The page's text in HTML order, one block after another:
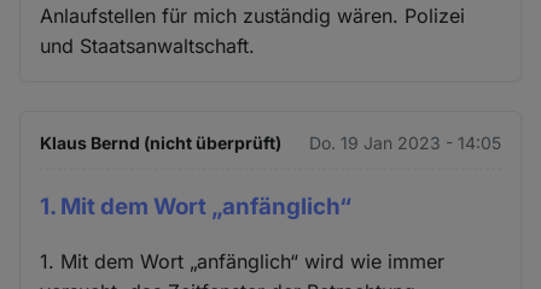
Anlaufstellen für mich zuständig wären. Polizei
und Staatsanwaltschaft.
Klaus Bernd (nicht überprüft) Do. 19 Jan 2023 - 14:05
1. Mit dem Wort „anfänglich“
1. Mit dem Wort „anfänglich“ wird wie immer